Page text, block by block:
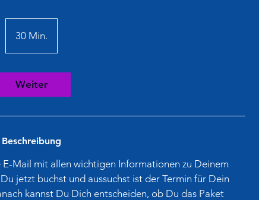
30 Min.
0
i
n
Weiter
Beschreibung
Mail mit allen wichtigen Informationen zu Deinem
jetzt buchst und aussuchst ist der Termin für Dein
kannst Du Dich entscheiden, ob Du das Paket